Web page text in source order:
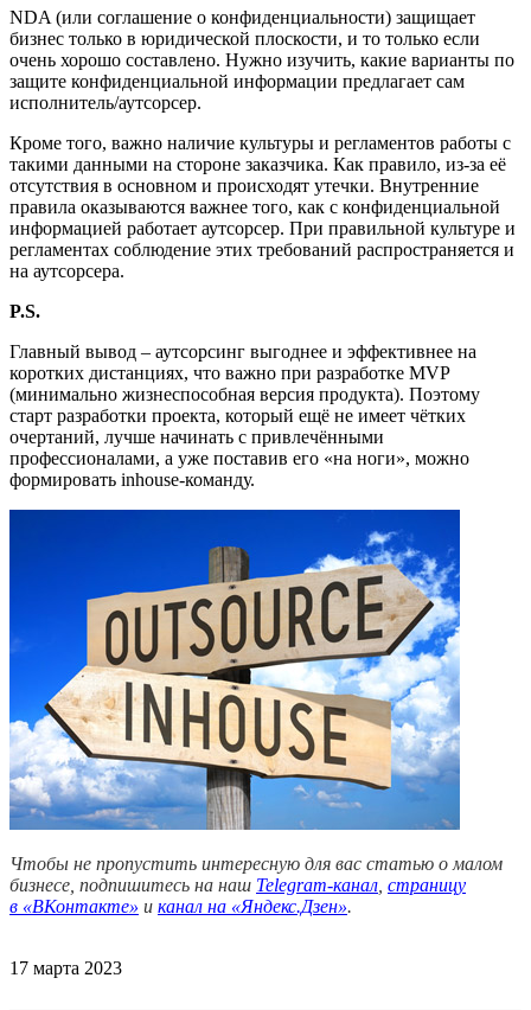
NDA (или соглашение о конфиденциальности) защищает
бизнес только в юридической плоскости, и то только если
очень хорошо составлено. Нужно изучить, какие варианты по
защите конфиденциальной информации предлагает сам
исполнитель/аутсорсер.
Кроме того, важно наличие культуры и регламентов работы с
такими данными на стороне заказчика. Как правило, из-за её
отсутствия в основном и происходят утечки. Внутренние
правила оказываются важнее того, как с конфиденциальной
информацией работает аутсорсер. При правильной культуре и
регламентах соблюдение этих требований распространяется и
на аутсорсера.
P.S.
Главный вывод – аутсорсинг выгоднее и эффективнее на
коротких дистанциях, что важно при разработке MVP
(минимально жизнеспособная версия продукта). Поэтому
старт разработки проекта, который ещё не имеет чётких
очертаний, лучше начинать с привлечёнными
профессионалами, а уже поставив его «на ноги», можно
формировать inhouse-команду.
Чтобы не пропустить интересную для вас статью о малом
бизнесе, подпишитесь на наш Telegram-канал страницу
в «ВКонтакте» и канал на «Яндекс.Дзен».
17 марта 2023